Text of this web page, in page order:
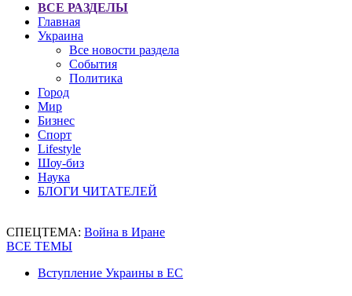
ВСЕ РАЗДЕЛЫ
Главная
Украина
Все новости раздела
События
Политика
Город
Мир
Бизнес
Спорт
Lifestyle
Шоу-биз
Наука
БЛОГИ ЧИТАТЕЛЕЙ
СПЕЦТЕМА: Война в Иране
ВСЕ ТЕМЫ
Вступление Украины в ЕС